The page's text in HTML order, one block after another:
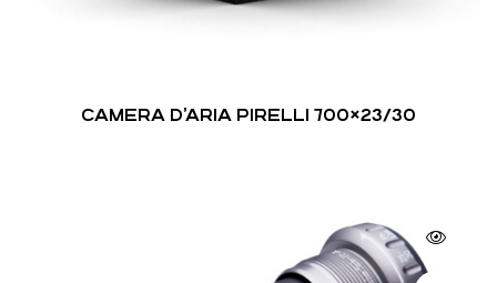
CAMERA D’ARIA PIRELLI 700×23/30